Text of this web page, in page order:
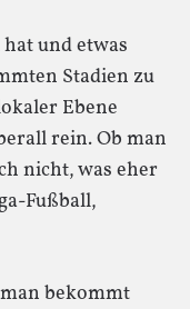
und etwas
Stadien zu
Ebene
rein. Ob man
nicht, was eher
Fußball,
bekommt